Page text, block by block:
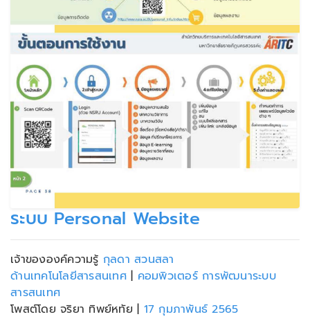
ระบบ Personal Website
เจ้าขององค์ความรู้ กุลดา สวนสลา
ด้านเทคโนโลยีสารสนเทศ | คอมพิวเตอร์ การพัฒนาระบบ
สารสนเทศ
โพสต์โดย จริยา ทิพย์หทัย | 17 กุมภาพันธ์ 2565